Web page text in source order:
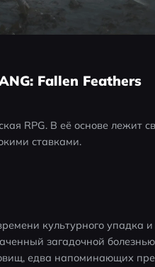
Fallen Feathers
RPG. В её основе лежит
ставками.
культурного упадка
загадочной
едва напоминающих